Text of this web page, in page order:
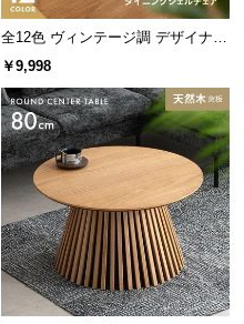
全12色 ヴィンテージ調 デザイナー
ズシェルチェア
￥9,998